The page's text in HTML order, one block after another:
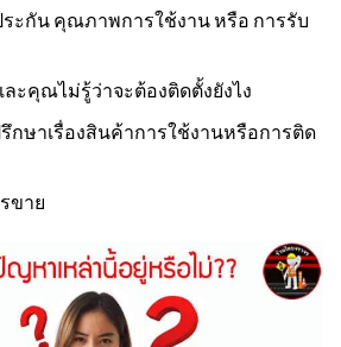
ะกัน คุณภาพการใช้งาน หรือ การรับ
ะคุณไม่รู้ว่าจะต้องติดตั้งยังไง
กษาเรื่องสินค้าการใช้งานหรือการติด
ขาย